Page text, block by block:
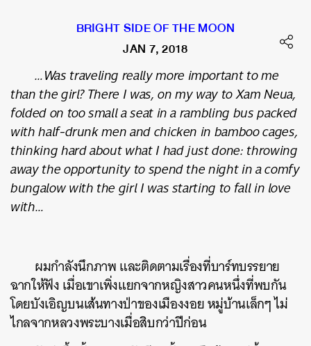
BRIGHT SIDE OF THE MOON
JAN 7, 2018
…Was traveling really more important to me
than the girl? There I was, on my way to Xam Neua,
folded on too small a seat in a rambling bus packed
with half-drunk men and chicken in bamboo cages,
thinking hard about what I had just done: throwing
away the opportunity to spend the night in a comfy
bungalow with the girl I was starting to fall in love
with…
ผมกำลังนึกภาพ และติดตามเรื่องที่บาร์ทบรรยาย
ฉากให้ฟัง เมื่อเขาเพิ่งแยกจากหญิงสาวคนหนึ่งที่พบกัน
โดยบังเอิญบนเส้นทางป่าของเมืองงอย หมู่บ้านเล็กๆ ไม่
ไกลจากหลวงพระบางเมื่อสิบกว่าปีก่อน